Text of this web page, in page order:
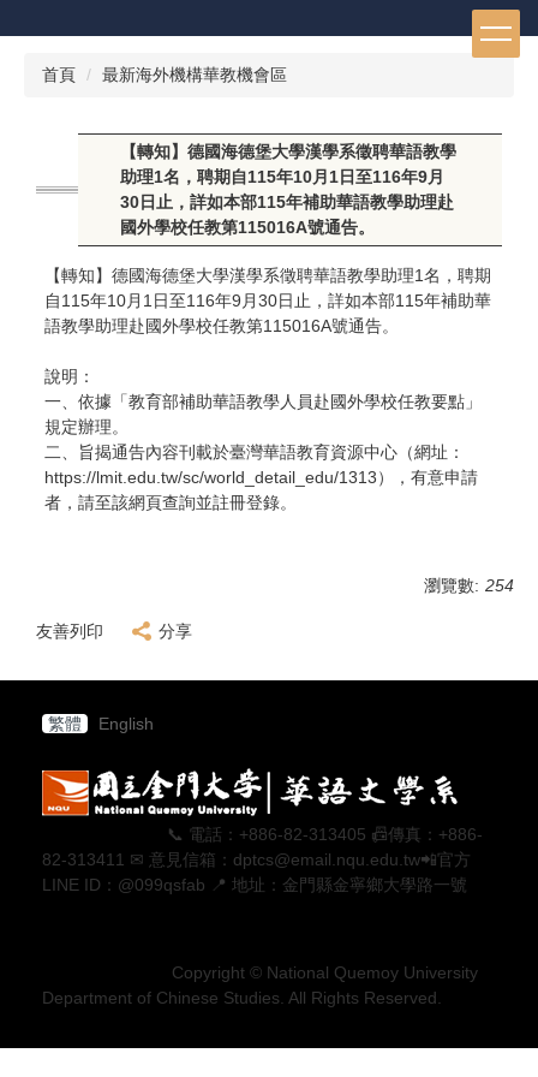
到
首頁 最新海外機構華教機會區
【轉知】德國海德堡大學漢學系徵聘華語教學
助理1名，聘期自115年10月1日至116年9月
30日止，詳如本部115年補助華語教學助理赴
國外學校任教第115016A號通告。
【轉知】德國海德堡大學漢學系徵聘華語教學助理1名，聘期
自115年10月1日至116年9月30日止，詳如本部115年補助華
語教學助理赴國外學校任教第115016A號通告。
說明：
一、依據「教育部補助華語教學人員赴國外學校任教要點」
規定辦理。
二、旨揭通告內容刊載於臺灣華語教育資源中心（網址：
https://lmit.edu.tw/sc/world_detail_edu/1313），有意申請
者，請至該網頁查詢並註冊登錄。
瀏覽數: 254
友善列印 分享
繁體 English
📞 電話：+886-82-313405 📠傳真：+886-
82-313411 ✉ 意見信箱：dptcs@email.nqu.edu.tw📲官方
LINE ID：@099qsfab 📍 地址：金門縣金寧鄉大學路一號
Copyright © National Quemoy University
Department of Chinese Studies. All Rights Reserved.